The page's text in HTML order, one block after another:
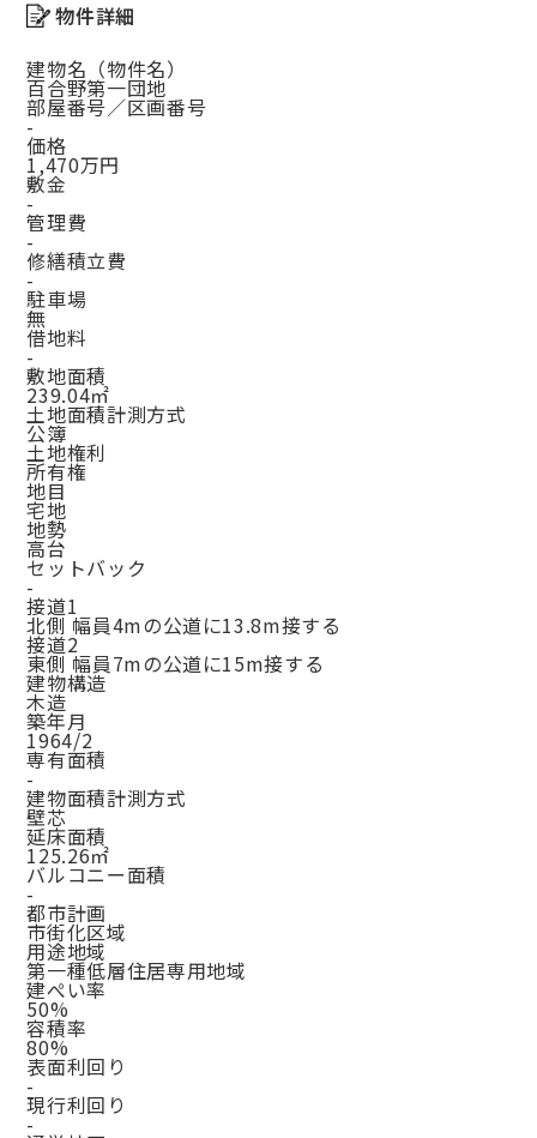
物件詳細
建物名（物件名）
百合野第一団地
部屋番号／区画番号
-
価格
1,470万円
敷金
-
管理費
-
修繕積立費
-
駐車場
無
借地料
-
敷地面積
239.04㎡
土地面積計測方式
公簿
土地権利
所有権
地目
宅地
地勢
高台
セットバック
-
接道1
北側 幅員4mの公道に13.8m接する
接道2
東側 幅員7mの公道に15m接する
建物構造
木造
築年月
1964/2
専有面積
-
建物面積計測方式
壁芯
延床面積
125.26㎡
バルコニー面積
-
都市計画
市街化区域
用途地域
第一種低層住居専用地域
建ぺい率
50%
容積率
80%
表面利回り
-
現行利回り
-